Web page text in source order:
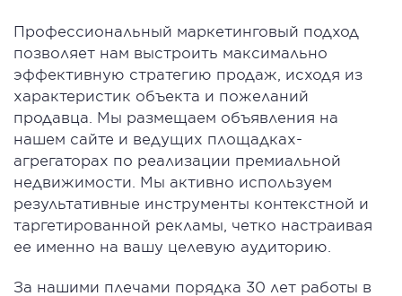
Профессиональный маркетинговый подход
позволяет нам выстроить максимально
эффективную стратегию продаж, исходя из
характеристик объекта и пожеланий
продавца. Мы размещаем объявления на
нашем сайте и ведущих площадках-
агрегаторах по реализации премиальной
недвижимости. Мы активно используем
результативные инструменты контекстной и
таргетированной рекламы, четко настраивая
ее именно на вашу целевую аудиторию.
За нашими плечами порядка 30 лет работы в